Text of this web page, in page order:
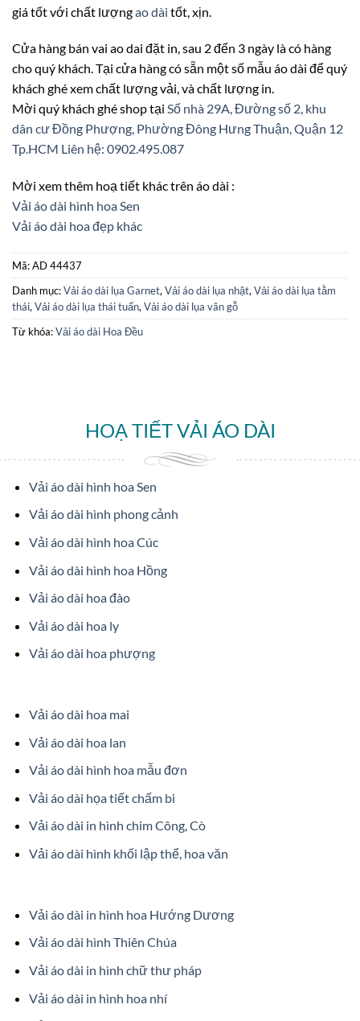
giá tốt với chất lượngao dài tốt, xịn.
Cửa hàng bán vai ao dai đặt in, sau 2 đến 3 ngày là có hàng
cho quý khách. Tại cửa hàng có sẵn một số mẫu áo dài để quý
khách ghé xem chất lượng vải, và chất lượng in.
Mời quý khách ghé shop tại Số nhà 29A, Đường số 2, khu
dân cư Đồng Phượng, Phường Đông Hưng Thuận, Quận 12
Tp.HCM Liên hệ: 0902.495.087
Mời xem thêm hoạ tiết khác trên áo dài :
Vải áo dài hình hoa Sen
Vải áo dài hoa đẹp khác
Mã:AD 44437
Danh mục:Vải áo dài lụa Garnet, Vải áo dài lụa nhật, Vải áo dài lụa tằm
thái, Vải áo dài lụa thái tuấn, Vải áo dài lụa vân gỗ
Từ khóa:Vải áo dài Hoa Đều
HOẠ TIẾT VẢI ÁO DÀI
Vải áo dài hình hoa Sen
Vải áo dài hình phong cảnh
Vải áo dài hình hoa Cúc
Vải áo dài hình hoa Hồng
Vải áo dài hoa đào
Vải áo dài hoa ly
Vải áo dài hoa phượng
Vải áo dài hoa mai
Vải áo dài hoa lan
Vải áo dài hình hoa mẫu đơn
Vải áo dài họa tiết chấm bi
Vải áo dài in hình chim Công, Cò
Vải áo dài hình khối lập thể, hoa văn
Vải áo dài in hình hoa Hướng Dương
Vải áo dài hình Thiên Chúa
Vải áo dài in hình chữ thư pháp
Vải áo dài in hình hoa nhí